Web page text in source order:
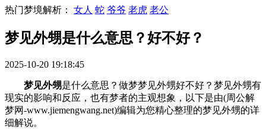
热门梦境解析： 女人 蛇 爷爷 老虎 老公
梦见外甥是什么意思？好不好？
2025-10-20 19:18:45
梦见外甥是什么意思？做梦梦见外甥好不好？梦见外甥有
现实的影响和反应，也有梦者的主观想象，以下是由(周公解
梦网-www.jiemengwang.net)编辑为您精心整理的梦见外甥的详
细解说。